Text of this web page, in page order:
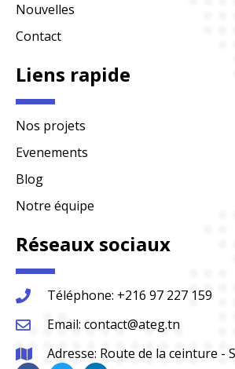
Nouvelles
Contact
Liens rapide
Nos projets
Evenements
Blog
Notre équipe
Réseaux sociaux
Téléphone: +216 97 227 159
Email: contact@ateg.tn
Adresse: Route de la ceinture -